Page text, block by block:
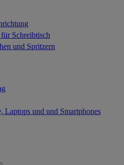
Schreibtisch
und Spritzern
Laptops und und Smartphones